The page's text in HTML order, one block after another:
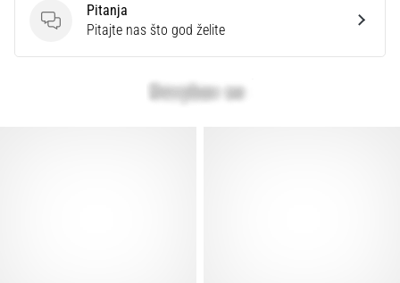
Pitanja
Pitanja
Pitajte nas što god želite